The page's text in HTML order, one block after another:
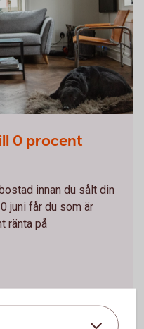
0 procent
innan du sålt din
juni får du som är
ränta på